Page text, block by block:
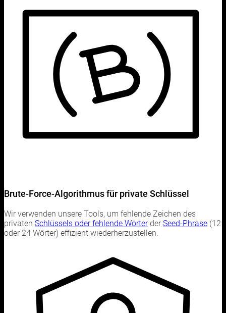
Brute-Force-Algorithmus für private Schlüssel
Wir verwenden unsere Tools, um fehlende Zeichen des
privaten Schlüssels oder fehlende Wörterder Seed-Phrase (12
oder 24 Wörter) effizient wiederherzustellen.